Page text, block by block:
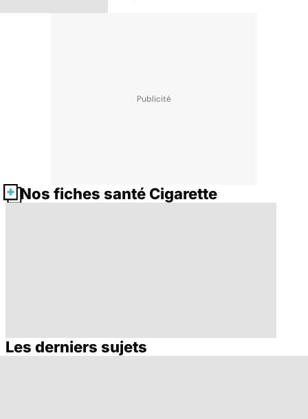
Nos fiches santé Cigarette
Les méthodes
Les solutions
Les derniers sujets